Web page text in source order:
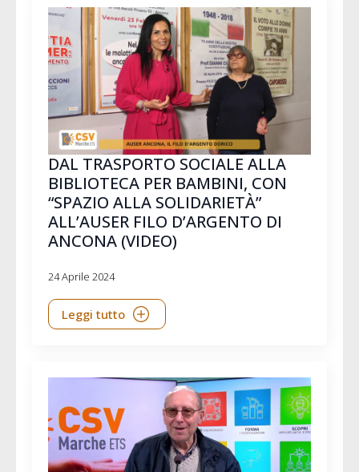
DAL TRASPORTO SOCIALE ALLA
BIBLIOTECA PER BAMBINI, CON
“SPAZIO ALLA SOLIDARIETÀ”
ALL’AUSER FILO D’ARGENTO DI
ANCONA (VIDEO)
24 Aprile 2024
Leggi tutto